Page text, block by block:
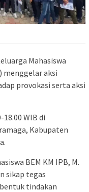
Mahasiswa
menggelar aksi
provokasi serta aksi
WIB di
Kabupaten
BEM KM IPB, M.
sikap tegas
tindakan